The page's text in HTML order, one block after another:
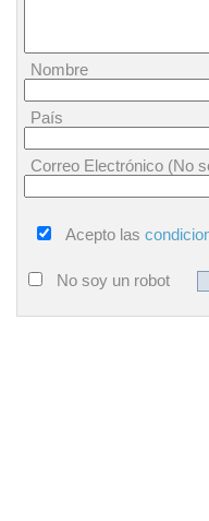
Nombre
País
Correo Electrónico (No
Acepto las
No soy un robot